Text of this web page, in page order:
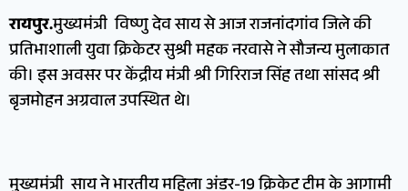
रायपुर.मुख्यमंत्री विष्णु देव साय से आज राजनांदगांव जिले की
प्रतिभाशाली युवा क्रिकेटर सुश्री महक नरवासे ने सौजन्य मुलाकात
की। इस अवसर पर केंद्रीय मंत्री श्री गिरिराज सिंह तथा सांसद श्री
बृजमोहन अग्रवाल उपस्थित थे।